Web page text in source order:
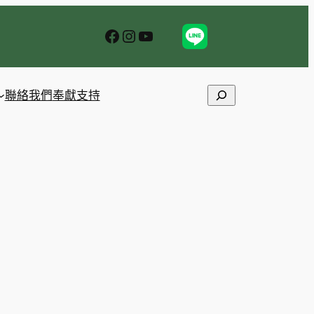
Facebook
Instagram
YouTube
聯絡我們奉獻支持 Search